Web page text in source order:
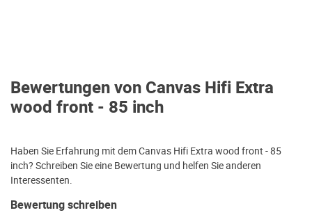
Bewertungen von Canvas Hifi Extra
wood front - 85 inch
Haben Sie Erfahrung mit dem Canvas Hifi Extra wood front - 85
inch? Schreiben Sie eine Bewertung und helfen Sie anderen
Interessenten.
Bewertung schreiben